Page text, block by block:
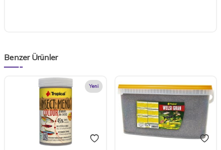
Benzer Ürünler
Yeni